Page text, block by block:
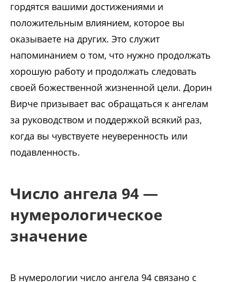
гордятся вашими достижениями и
положительным влиянием, которое вы
оказываете на других. Это служит
напоминанием о том, что нужно продолжать
хорошую работу и продолжать следовать
своей божественной жизненной цели. Дорин
Вирче призывает вас обращаться к ангелам
за руководством и поддержкой всякий раз,
когда вы чувствуете неуверенность или
подавленность.
Число ангела 94 —
нумерологическое
значение
В нумерологии число ангела 94 связано с